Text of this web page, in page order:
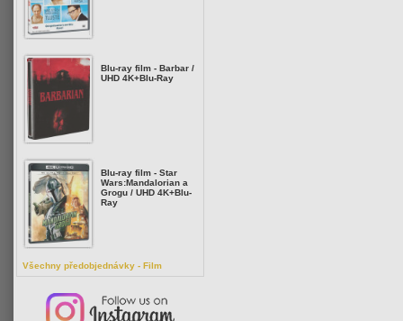
Blu-ray film - Barbar /
UHD 4K+Blu-Ray
Blu-ray film - Star
Wars:Mandalorian a
Grogu / UHD 4K+Blu-
Ray
Všechny předobjednávky - Film